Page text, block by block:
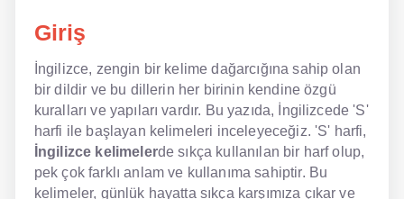
En Ucuz İngilizce
En Uygun İngilizce
Hipnozla İngilizce
Hızlı İngilizce
İngilizce Kursu Yorum
Giriş
İngilizce, zengin bir kelime dağarcığına sahip olan
bir dildir ve bu dillerin her birinin kendine özgü
kuralları ve yapıları vardır. Bu yazıda, İngilizcede 'S'
harfi ile başlayan kelimeleri inceleyeceğiz. 'S' harfi,
İngilizce kelimelerde sıkça kullanılan bir harf olup,
pek çok farklı anlam ve kullanıma sahiptir. Bu
kelimeler, günlük hayatta sıkça karşımıza çıkar ve